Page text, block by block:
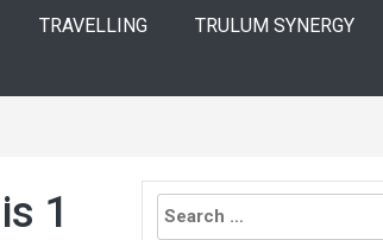
TRAVELLING TRULUM SYNERGY
1
Search
for: